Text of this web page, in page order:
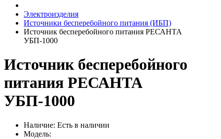
Электроизделия
Источники бесперебойного питания (ИБП)
Источник бесперебойного питания РЕСАНТА
УБП-1000
Источник бесперебойного
питания РЕСАНТА
УБП-1000
Наличие: Есть в наличии
Модель: